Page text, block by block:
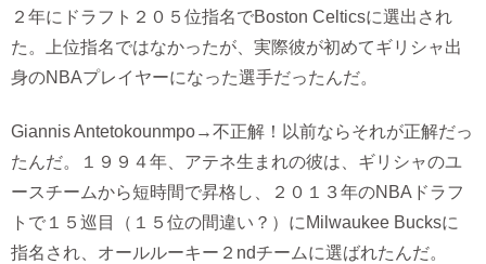
２年にドラフト２０５位指名でBoston Celticsに選出され
た。上位指名ではなかったが、実際彼が初めてギリシャ出
身のNBAプレイヤーになった選手だったんだ。
Giannis Antetokounmpo→不正解！以前ならそれが正解だっ
たんだ。１９９４年、アテネ生まれの彼は、ギリシャのユ
ースチームから短時間で昇格し、２０１３年のNBAドラフ
トで１５巡目（１５位の間違い？）にMilwaukee Bucksに
指名され、オールルーキー２ndチームに選ばれたんだ。